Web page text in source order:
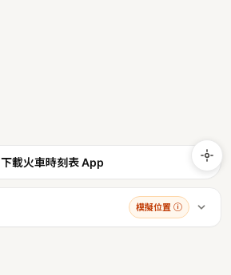
下載火車時刻表 App
模擬位置 ⓘ